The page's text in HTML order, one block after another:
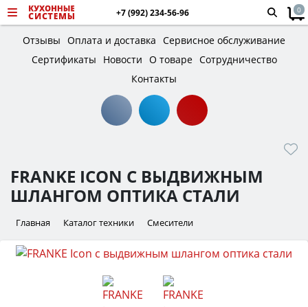
+7 (992) 234-56-96 0
Отзывы Оплата и доставка Сервисное обслуживание
Сертификаты
Новости О товаре Сотрудничество
Контакты
FRANKE ICON С ВЫДВИЖНЫМ
ШЛАНГОМ ОПТИКА СТАЛИ
Главная Каталог техники Смесители